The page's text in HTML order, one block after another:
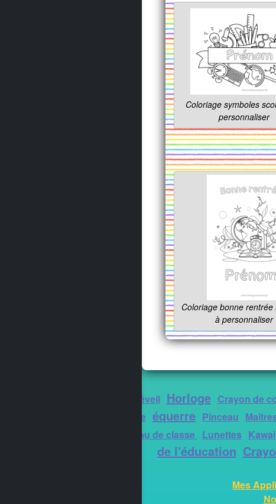
Coloriage symboles
personnaliser
Coloriage bonne rentrée
à personnaliser
Réveil Horloge Crayon de
Rentrée scolaire équerre Pinceau
Tableau de classe Lunettes
de l'éducation
Mes